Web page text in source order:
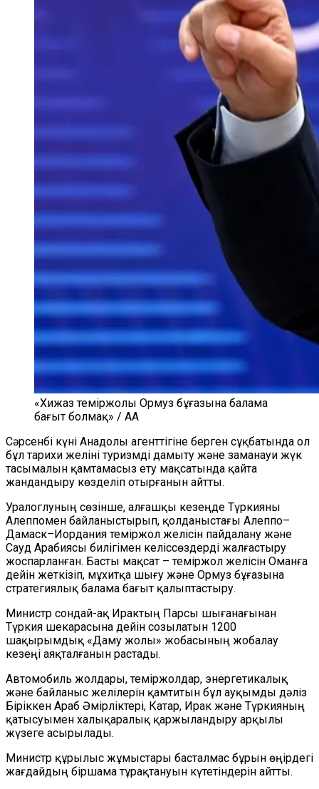
«Хижаз теміржолы Ормуз бұғазына балама
бағыт болмақ» / AA
Сәрсенбі күні Анадолы агенттігіне берген сұқбатында ол
бұл тарихи желіні туризмді дамыту және заманауи жүк
тасымалын қамтамасыз ету мақсатында қайта
жандандыру көзделіп отырғанын айтты.
Уралоглуның сөзінше, алғашқы кезеңде Түркияны
Алеппомен байланыстырып, қолданыстағы Алеппо–
Дамаск–Иордания теміржол желісін пайдалану және
Сауд Арабиясы билігімен келіссөздерді жалғастыру
жоспарланған. Басты мақсат – теміржол желісін Оманға
дейін жеткізіп, мұхитқа шығу және Ормуз бұғазына
стратегиялық балама бағыт қалыптастыру.
Министр сондай-ақ Ирактың Парсы шығанағынан
Түркия шекарасына дейін созылатын 1200
шақырымдық «Даму жолы» жобасының жобалау
кезеңі аяқталғанын растады.
Автомобиль жолдары, теміржолдар, энергетикалық
және байланыс желілерін қамтитын бұл ауқымды дәліз
Біріккен Араб Әмірліктері, Катар, Ирак және Түркияның
қатысуымен халықаралық қаржыландыру арқылы
жүзеге асырылады.
Министр құрылыс жұмыстары басталмас бұрын өңірдегі
жағдайдың біршама тұрақтануын күтетіндерін айтты.